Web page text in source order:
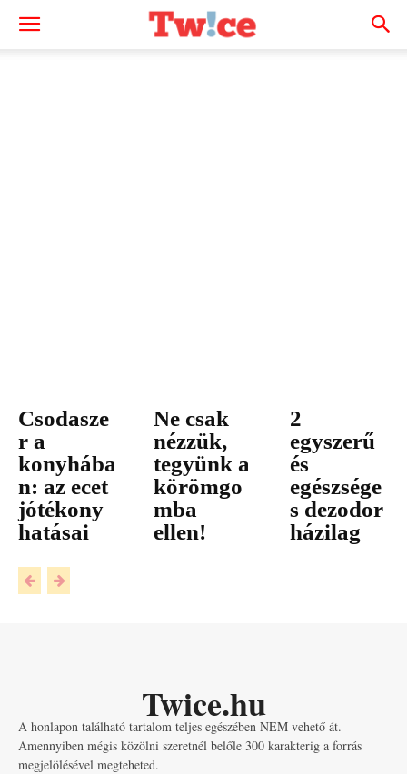
Csodasze
r a
konyhába
n: az ecet
jótékony
hatásai
Ne csak
nézzük,
tegyünk a
körömgo
mba
ellen!
2
egyszerű
és
egészsége
s dezodor
házilag
Twice.hu
A honlapon található tartalom teljes egészében NEM vehető át.
Amennyiben mégis közölni szeretnél belőle 300 karakterig a forrás
megjelölésével megteheted.